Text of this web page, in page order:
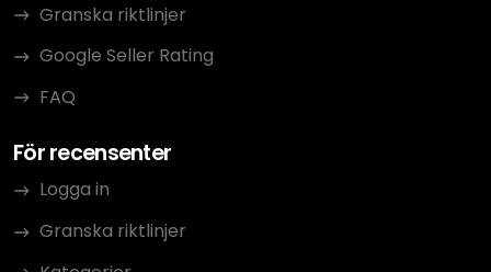
Granska riktlinjer
Google Seller Rating
FAQ
För recensenter
Logga in
Granska riktlinjer